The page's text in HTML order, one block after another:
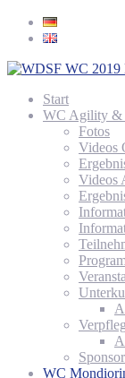
Start
WC Agility &
Fotos
Videos
Videos
WC